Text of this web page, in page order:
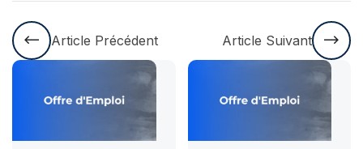
Article Précédent Article Suivant